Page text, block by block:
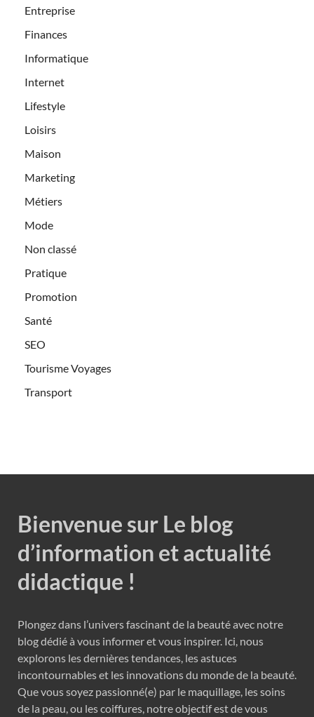
Entreprise
Finances
Informatique
Internet
Lifestyle
Loisirs
Maison
Marketing
Métiers
Mode
Non classé
Pratique
Promotion
Santé
SEO
Tourisme Voyages
Transport
Bienvenue sur Le blog
d’information et actualité
didactique !
Plongez dans l’univers fascinant de la beauté avec notre
blog dédié à vous informer et vous inspirer. Ici, nous
explorons les dernières tendances, les astuces
incontournables et les innovations du monde de la beauté.
Que vous soyez passionné(e) par le maquillage, les soins
de la peau, ou les coiffures, notre objectif est de vous